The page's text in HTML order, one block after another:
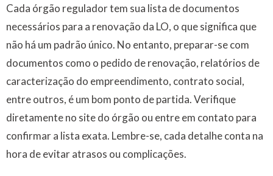
Cada órgão regulador tem sua lista de documentos
necessários para a renovação da LO, o que significa que
não há um padrão único. No entanto, preparar-se com
documentos como o pedido de renovação, relatórios de
caracterização do empreendimento, contrato social,
entre outros, é um bom ponto de partida. Verifique
diretamente no site do órgão ou entre em contato para
confirmar a lista exata. Lembre-se, cada detalhe conta na
hora de evitar atrasos ou complicações.